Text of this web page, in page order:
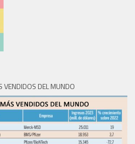
VENDIDOS DEL MUNDO